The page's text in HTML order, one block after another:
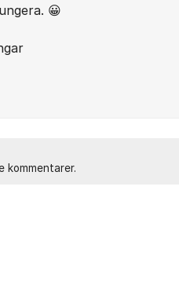
😀
kommentarer.